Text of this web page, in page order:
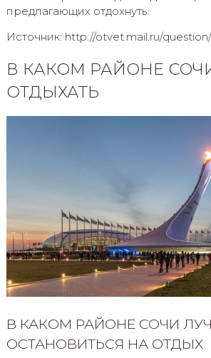
предлагающих отдохнуть.
Источник: http://otvet.mail.ru/
В КАКОМ РАЙОНЕ
ОТДЫХАТЬ
В КАКОМ РАЙОНЕ СОЧИ
ОСТАНОВИТЬСЯ НА ОТДЫХ